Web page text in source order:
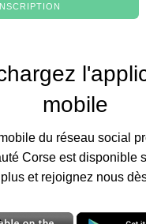
mobile
du réseau social
Corse est disponible
et rejoignez nous